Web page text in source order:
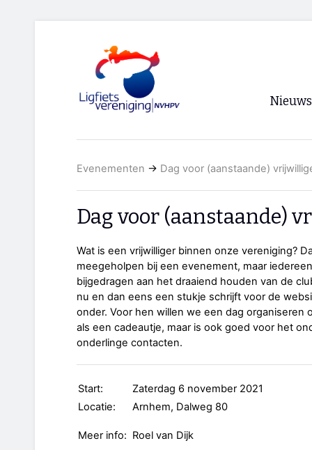
Nieuws
RSS
Evenementen → Dag voor (aanstaande)
Dag voor (aanstaande)
Wat is een vrijwilliger binnen onze vereniging?
meegeholpen bij een evenement, maar
bijgedragen aan het draaiend houden van de
nu en dan eens een stukje schrijft voor de
onder. Voor hen willen we een dag organiseren
als een cadeautje, maar is ook goed voor het
onderlinge contacten.
Start:
Zaterdag 6 november 2021
Locatie:
Arnhem, Dalweg 80
Meer info: Roel van Dijk